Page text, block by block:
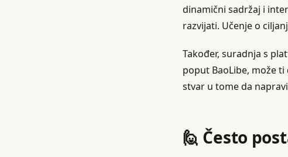
dinamični sadržaj i
razvijati. Učenje o
Također, suradnja s
poput BaoLibe, može
stvar u tome da
🙋 Često